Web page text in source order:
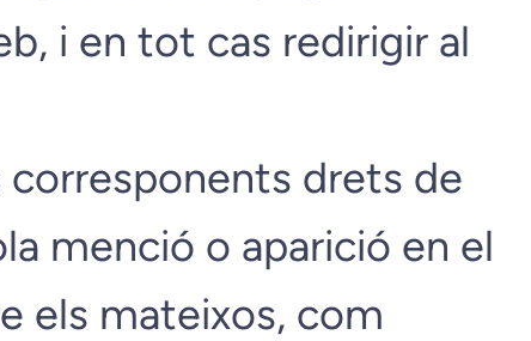
i en tot cas redirigir al
corresponents drets de
menció o aparició en el
els mateixos, com